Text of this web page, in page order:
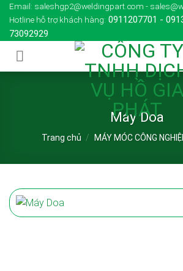
Skip
content
Email: saleshgp2@weldingpart.com -
Hotline hỗ trợ khách hàng: 0911207701 -
73092929
Máy Doa
Trang chủ / MÁY MÓC CÔNG